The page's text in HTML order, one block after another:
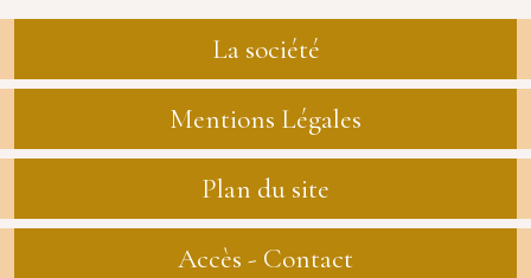
La société
Mentions Légales
Plan du site
Accès - Contact